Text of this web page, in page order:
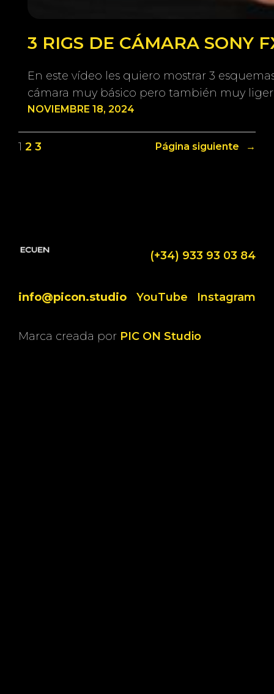
3 RIGS DE CÁMARA SONY
En este vídeo les quiero mostrar 3
cámara muy básico pero también muy
NOVIEMBRE 18, 2024
1 2 3 Página siguiente →
(+34) 933 93 03 84
info@picon.studio YouTube Instagram
Marca creada por PIC ON Studio